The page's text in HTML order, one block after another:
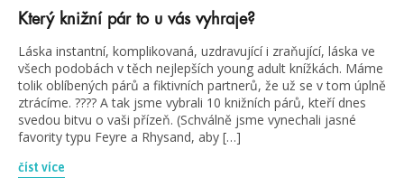
Který knižní pár to u vás vyhraje?
Láska instantní, komplikovaná, uzdravující i zraňující, láska ve
všech podobách v těch nejlepších young adult knížkách. Máme
tolik oblíbených párů a fiktivních partnerů, že už se v tom úplně
ztrácíme. ???? A tak jsme vybrali 10 knižních párů, kteří dnes
svedou bitvu o vaši přízeň. (Schválně jsme vynechali jasné
favority typu Feyre a Rhysand, aby […]
číst více